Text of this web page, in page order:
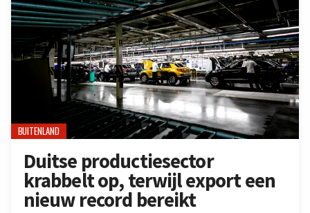
BUITENLAND
Duitse productiesector
krabbelt op, terwijl export een
nieuw record bereikt